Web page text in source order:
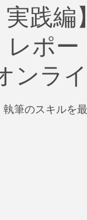
ブランド 新型
ソーシャル・メディ
践編
ポー
ンラ
筆のスキルを